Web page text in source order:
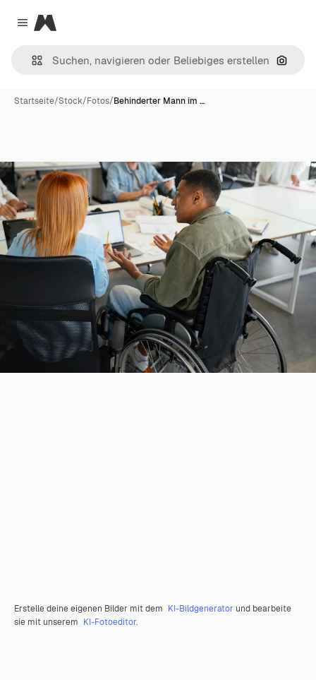
Close menu
Magnific
Nach
Startseite/Stock/Fotos/Behinderter Mann im …
Erstelle deine eigenen Bilder mit dem KI-Bildgenerator und bearbeite
sie mit unserem KI-Fotoeditor.